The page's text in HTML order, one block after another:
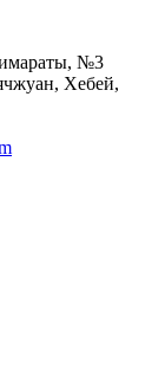
имараты, №3
Хебей,